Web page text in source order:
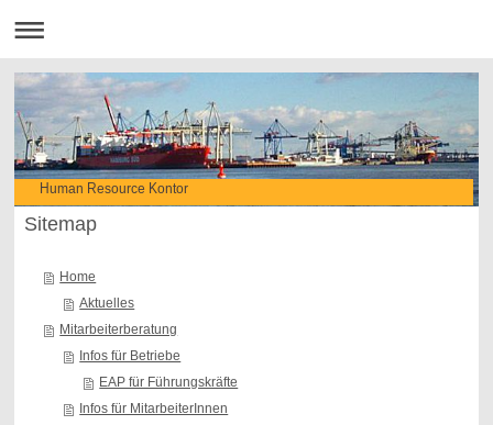
Human Resource Kontor
Sitemap
Home
Aktuelles
Mitarbeiterberatung
Infos für Betriebe
EAP für Führungskräfte
Infos für MitarbeiterInnen